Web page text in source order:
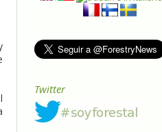
Twitter